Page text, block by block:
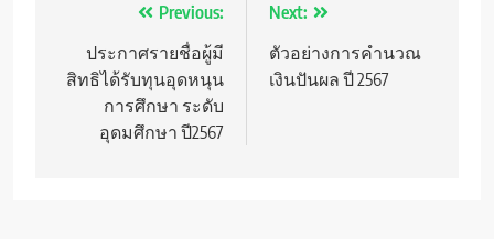
แนะแนว
เรื่อง
Previous:
ประกาศรายชื่อผู้มี
สิทธิได้รับทุนอุดหนุน
การศึกษา ระดับ
อุดมศึกษา ปี2567
Next:
ตัวอย่างการคำนวณ
เงินปันผล ปี 2567